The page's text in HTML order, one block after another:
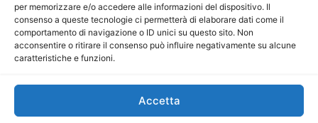
per memorizzare e/o accedere alle informazioni del dispositivo. Il
consenso a queste tecnologie ci permetterà di elaborare dati come il
comportamento di navigazione o ID unici su questo sito. Non
acconsentire o ritirare il consenso può influire negativamente su alcune
caratteristiche e funzioni.
Accetta
Direttore Editoriale: Maurizio Scaglione
Direttore Responsabile: Maria Calabrese
P.IVA: 06334930820
Mercurio Comunicazione Società Cooperativa a r.l. è